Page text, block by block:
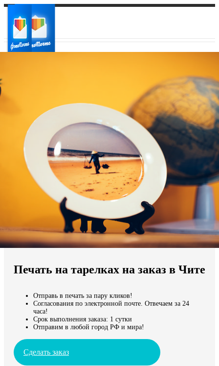
Ваш регион доставки
Выберите из списка:
Мы доставляем по всему миру
Продолжить без города
Печать на тарелках на заказ в Чите
Отправь в печать за пару кликов!
Согласования по электронной почте. Отвечаем за 24
часа!
Срок выполнения заказа: 1 сутки
Отправим в любой город РФ и мира!
Сделать заказ